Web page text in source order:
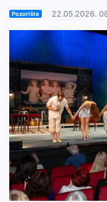
Pozorište 22.05.2026.